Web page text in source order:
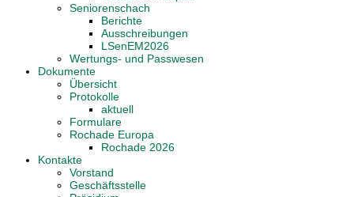
Seniorenschach
Berichte
Ausschreibungen
LSenEM2026
Wertungs- und Passwesen
Dokumente
Übersicht
Protokolle
aktuell
Formulare
Rochade Europa
Rochade 2026
Kontakte
Vorstand
Geschäftsstelle